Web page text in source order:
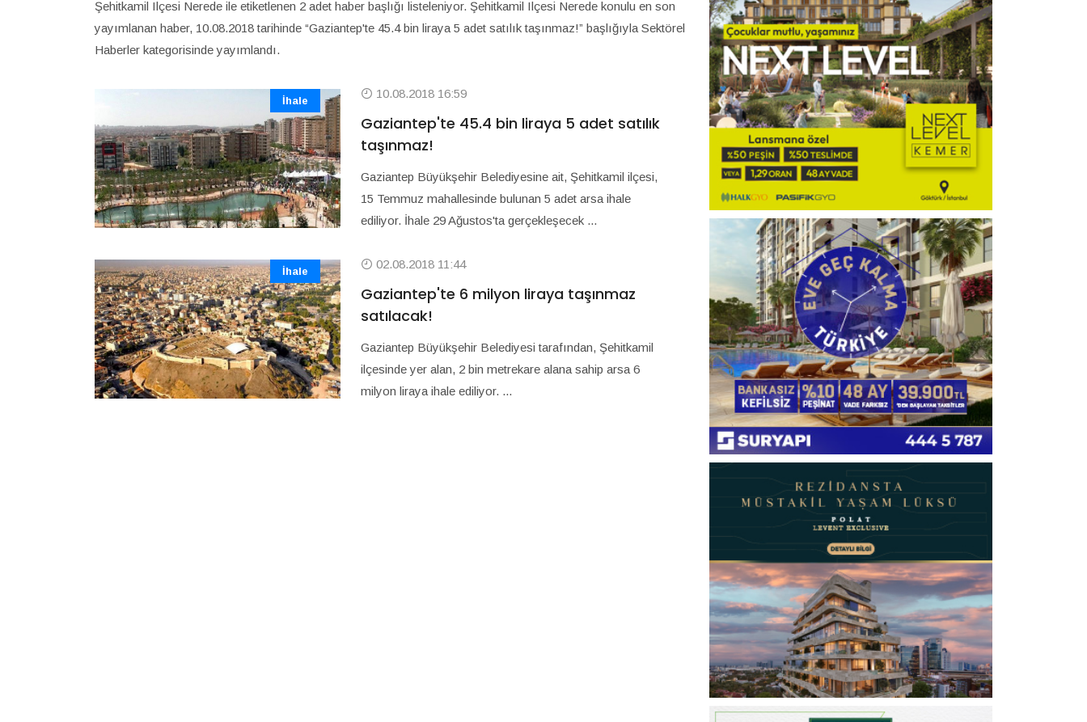
Şehitkamil Ilçesi Nerede ile etiketlenen 2 adet haber başlığı listeleniyor. Şehitkamil Ilçesi Nerede konulu en son
yayımlanan haber, 10.08.2018 tarihinde “Gaziantep'te 45.4 bin liraya 5 adet satılık taşınmaz!” başlığıyla Sektörel
Haberler kategorisinde yayımlandı.
İhale 10.08.2018 16:59
Gaziantep'te 45.4 bin liraya 5 adet satılık
taşınmaz!
Gaziantep Büyükşehir Belediyesine ait, Şehitkamil ilçesi,
15 Temmuz mahallesinde bulunan 5 adet arsa ihale
ediliyor. İhale 29 Ağustos'ta gerçekleşecek ...
İhale 02.08.2018 11:44
Gaziantep'te 6 milyon liraya taşınmaz
satılacak!
Gaziantep Büyükşehir Belediyesi tarafından, Şehitkamil
ilçesinde yer alan, 2 bin metrekare alana sahip arsa 6
milyon liraya ihale ediliyor. ...